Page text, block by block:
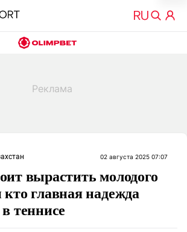
02 августа 2025 07:07
вырастить молодого
главная надежда
теннисе